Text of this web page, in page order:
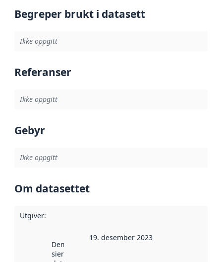
Begreper brukt i datasett
Ikke oppgitt
Referanser
Ikke oppgitt
Gebyr
Ikke oppgitt
Om datasettet
Utgiver:
Denne datoen
sier når
19. desember 2023